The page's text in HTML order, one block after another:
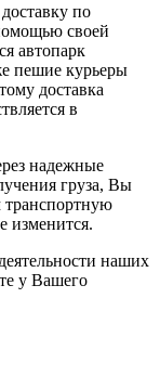
по
своей
автопарк
пешие курьеры
доставка
в
надежные
груза, Вы
изменится.
наших
у Вашего